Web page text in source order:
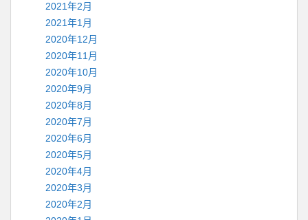
2021年2月
2021年1月
2020年12月
2020年11月
2020年10月
2020年9月
2020年8月
2020年7月
2020年6月
2020年5月
2020年4月
2020年3月
2020年2月